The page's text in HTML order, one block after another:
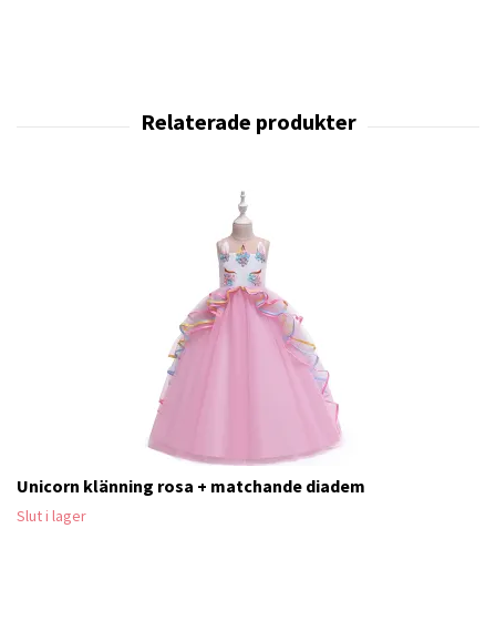
Unicorn klänning rosa + matchande diadem
Slut i lager